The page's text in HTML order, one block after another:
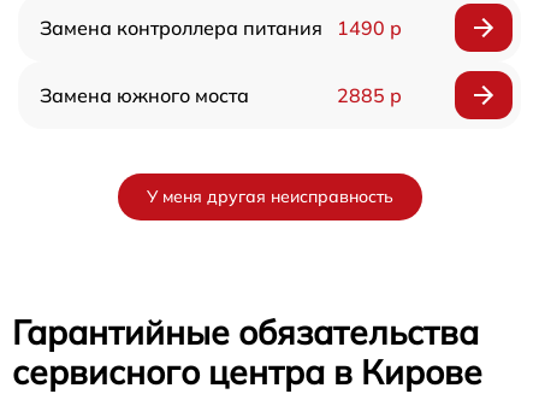
Замена контроллера питания 1490 р
Замена южного моста 2885 р
У меня другая неисправность
Гарантийные обязательства
сервисного центра в Кирове